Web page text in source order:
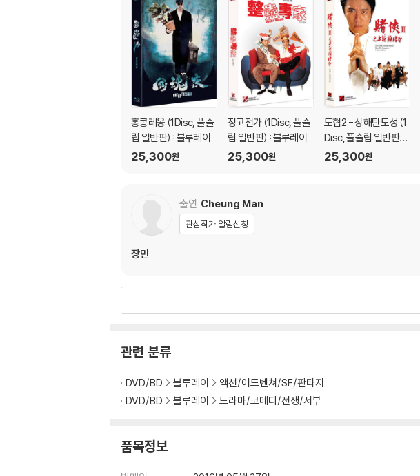
홍콩레옹 (1Disc, 풀슬
립 일반판) : 블루레이
25,300원
정고전가 (1Disc, 풀슬
립 일반판) : 블루레이
25,300원
도협2 - 상해탄도성 (1
Disc, 풀슬립 일반판) :
블루레이
25,300원
출연 Cheung Man
관심작가 알림신청
장민
관련 분류
DVD/BD 블루레이
액션/어드벤쳐/SF/판타지
DVD/BD
블루레이 드라마/코메디/전쟁/서부
품목정보